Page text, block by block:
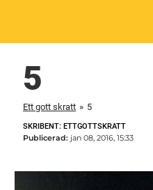
5
Ett gott skratt » 5
SKRIBENT: ETTGOTTSKRATT
Publicerad: jan 08, 2016, 15:33